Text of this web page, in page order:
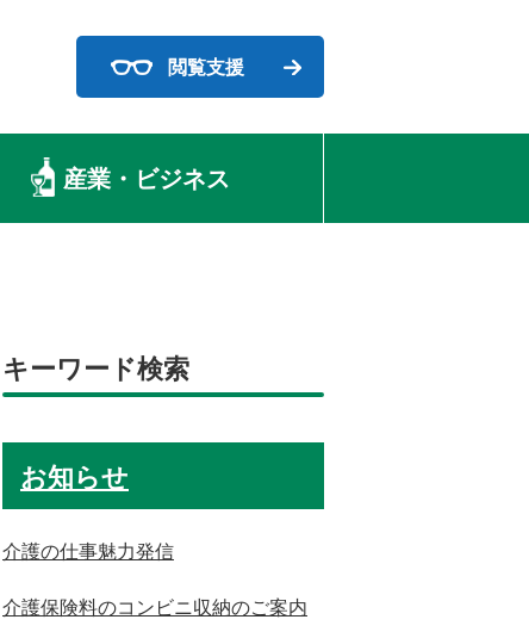
閲覧支援
産業・ビジネス
キーワード検索
お知らせ
介護の仕事魅力発信
介護保険料のコンビニ収納のご案内